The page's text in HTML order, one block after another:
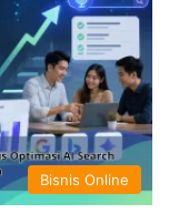
Bisnis Online